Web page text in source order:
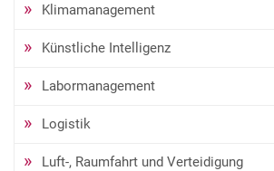
Klimamanagement
Künstliche Intelligenz
Labormanagement
Logistik
Luft-, Raumfahrt und Verteidigung